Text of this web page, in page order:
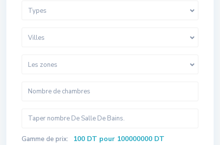
Types
Villes
Les zones
Gamme de prix: 100 DT pour 100000000 DT